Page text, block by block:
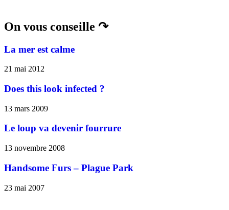
On vous conseille ↷
La mer est calme
21 mai 2012
Does this look infected ?
13 mars 2009
Le loup va devenir fourrure
13 novembre 2008
Handsome Furs – Plague Park
23 mai 2007